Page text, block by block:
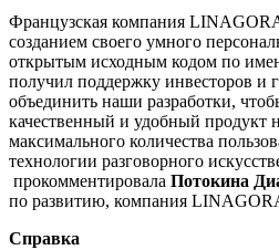
Французская компания
созданием своего умного
открытым исходным кодом по
получил поддержку инвесторов и
объединить наши разработки,
качественный и удобный продукт
максимального количества
технологии разговорного
прокомментировала Потокина
по развитию, компания
Справка